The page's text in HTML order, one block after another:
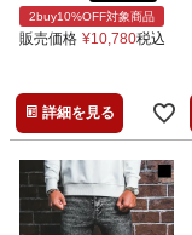
2buy10%OFF対象商品
販売価格 ¥10,780税込
詳細を見る